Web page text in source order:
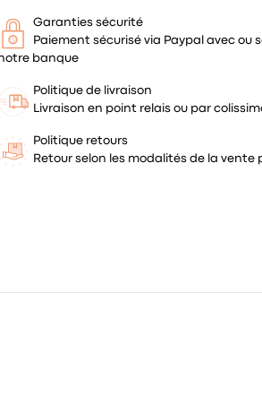
Garanties sécurité
Paiement sécurisé via Paypal avec
banque
Politique de livraison
Livraison en point relais ou par
Politique retours
Retour selon les modalités de la